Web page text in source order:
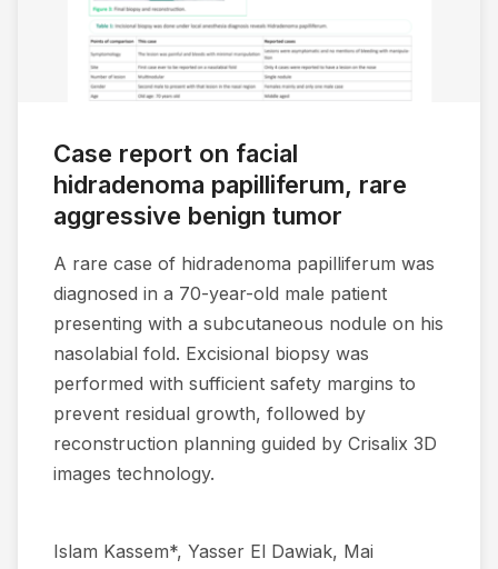
Case report on facial
hidradenoma papilliferum, rare
aggressive benign tumor
A rare case of hidradenoma papilliferum was
diagnosed in a 70-year-old male patient
presenting with a subcutaneous nodule on his
nasolabial fold. Excisional biopsy was
performed with sufficient safety margins to
prevent residual growth, followed by
reconstruction planning guided by Crisalix 3D
images technology.
Islam Kassem*, Yasser El Dawiak, Mai